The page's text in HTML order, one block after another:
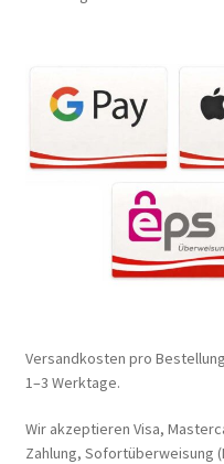
Versandkosten pro
1–3 Werktage.
Wir akzeptieren Visa,
Zahlung, Sofortüberweisung